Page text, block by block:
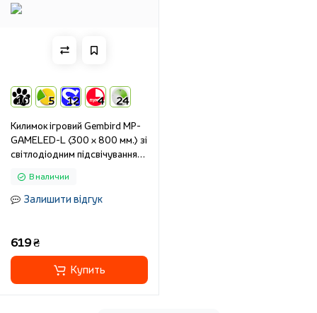
10 5 12 4 24
Килимок ігровий Gembird MP-
GAMELED-L (300 x 800 мм.) зі
світлодіодним підсвічуванням,
В наличии
Залишити відгук
619 ₴
Купить